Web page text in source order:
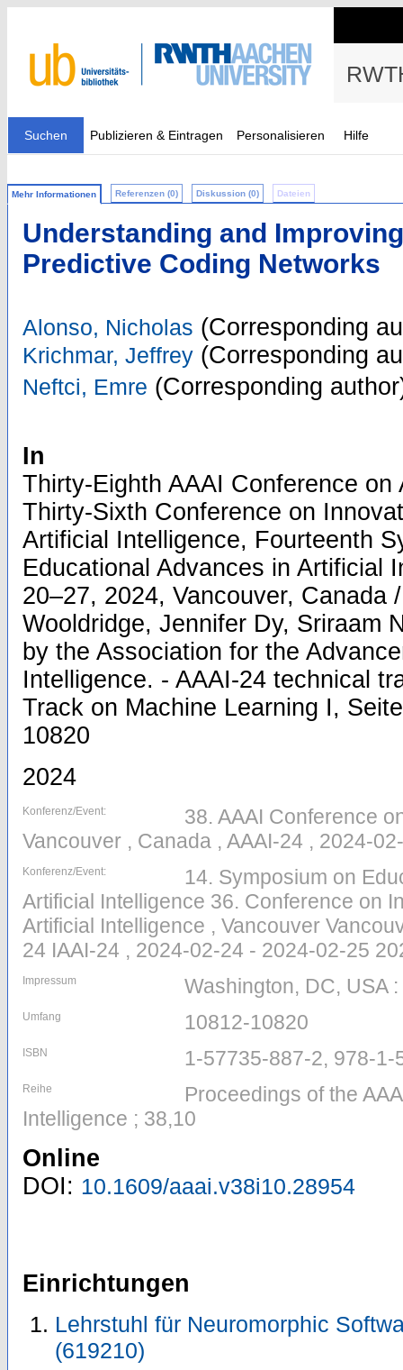
Suchen Publizieren & Eintragen Personalisieren Hilfe
Mehr Informationen Referenzen (0) Diskussion (0) Dateien
Understanding and
Predictive Coding Networks
Alonso, Nicholas (Corresponding
Krichmar, Jeffrey (Corresponding
Neftci, Emre (Corresponding
In
Thirty-Eighth AAAI Conference on
Thirty-Sixth Conference on
Artificial Intelligence, Fourteenth
Educational Advances in Artificial
20–27, 2024, Vancouver, Canada
Wooldridge, Jennifer Dy, Sriraam
by the Association for the
Intelligence. - AAAI-24 technical
Track on Machine Learning I,
10820
2024
Konferenz/Event:
38. AAAI Conference
Vancouver , Canada , AAAI-24 , 2024-
Konferenz/Event:
14. Symposium on
Artificial Intelligence 36. Conference on
Artificial Intelligence , Vancouver
24 IAAI-24 , 2024-02-24 - 2024-02-25
Impressum Washington, DC, USA
Umfang 10812-10820
ISBN 1-57735-887-2, 978-1-
Reihe
Proceedings of the
Intelligence ; 38,10
Online
DOI: 10.1609/aaai.v38i10.28954
Einrichtungen
Lehrstuhl für Neuromorphic
(619210)